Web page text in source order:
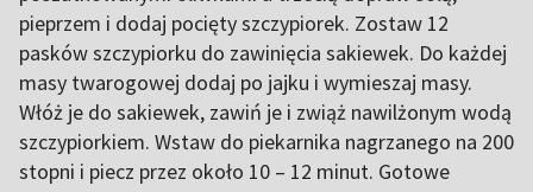
pieprzem i dodaj pocięty szczypiorek. Zostaw 12
pasków szczypiorku do zawinięcia sakiewek. Do każdej
masy twarogowej dodaj po jajku i wymieszaj masy.
Włóż je do sakiewek, zawiń je i zwiąż nawilżonym wodą
szczypiorkiem. Wstaw do piekarnika nagrzanego na 200
stopni i piecz przez około 10 – 12 minut. Gotowe